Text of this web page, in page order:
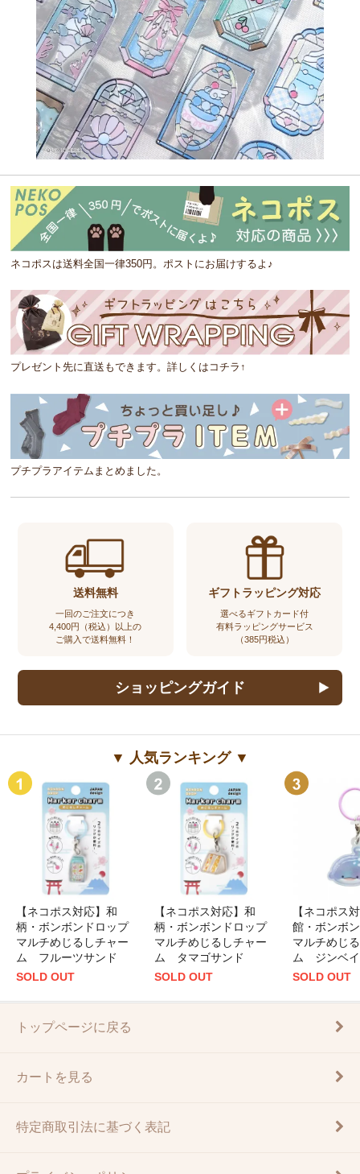
ネコポスは送料全国一律350円。ポストにお届けするよ♪
プレゼント先に直送もできます。詳しくはコチラ↑
プチプラアイテムまとめました。
送料無料
一回のご注文につき
4,400円（税込）以上の
ご購入で送料無料！
ギフトラッピング対応
選べるギフトカード付
有料ラッピングサービス
（385円税込）
ショッピングガイド
▼ 人気ランキング ▼
【ネコポス対応】和
柄・ボンボンドロップ
マルチめじるしチャー
ム フルーツサンド
SOLD OUT
【ネコポス対応】和
柄・ボンボンドロップ
マルチめじるしチャー
ム タマゴサンド
SOLD OUT
【ネコポス
館・ボンボ
マルチめじ
ム ジンベ
SOLD OUT
トップページに戻る
カートを見る
特定商取引法に基づく表記